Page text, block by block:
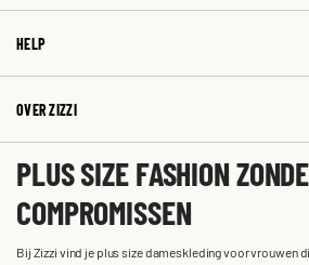
HELP
OVER ZIZZI
PLUS SIZE FASHION
COMPROMISSEN
Bij Zizzi vind je plus size dameskleding voor vrouwen